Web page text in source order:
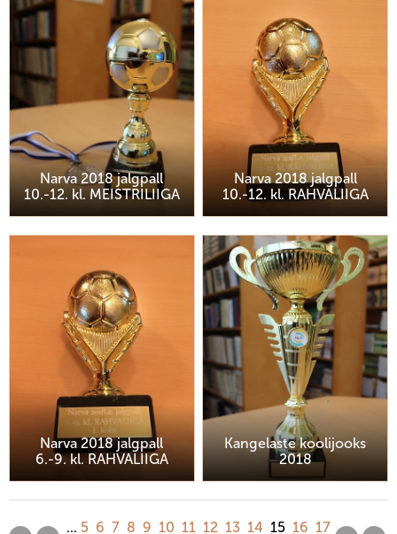
Narva 2018 jalgpall
10.-12. kl. MEISTRILIIGA
Narva 2018 jalgpall
10.-12. kl. RAHVALIIGA
Narva 2018 jalgpall
6.-9. kl. RAHVALIIGA
Kangelaste koolijooks
2018
... 5 6 7 8 9 10 11 12 13 14 15 16 17